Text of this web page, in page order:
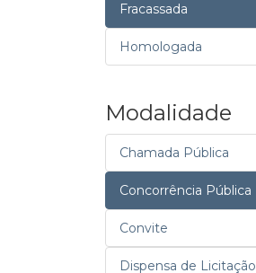
Fracassada
Homologada
Modalidade
Chamada Pública
Concorrência Pública
Convite
Dispensa de Licitação